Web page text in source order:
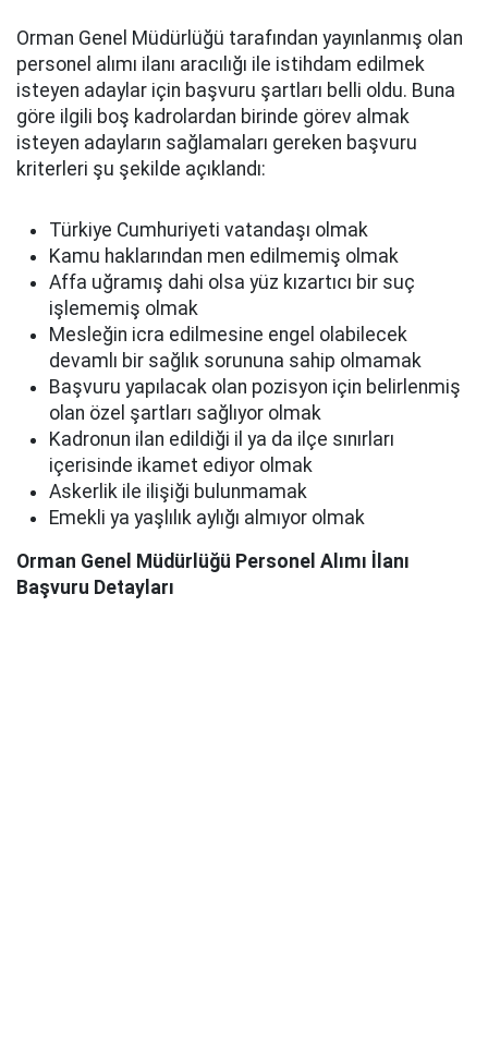
Orman Genel Müdürlüğü tarafından yayınlanmış olan
personel alımı ilanı aracılığı ile istihdam edilmek
isteyen adaylar için başvuru şartları belli oldu. Buna
göre ilgili boş kadrolardan birinde görev almak
isteyen adayların sağlamaları gereken başvuru
kriterleri şu şekilde açıklandı:
Türkiye Cumhuriyeti vatandaşı olmak
Kamu haklarından men edilmemiş olmak
Affa uğramış dahi olsa yüz kızartıcı bir suç
işlememiş olmak
Mesleğin icra edilmesine engel olabilecek
devamlı bir sağlık sorununa sahip olmamak
Başvuru yapılacak olan pozisyon için belirlenmiş
olan özel şartları sağlıyor olmak
Kadronun ilan edildiği il ya da ilçe sınırları
içerisinde ikamet ediyor olmak
Askerlik ile ilişiği bulunmamak
Emekli ya yaşlılık aylığı almıyor olmak
Orman Genel Müdürlüğü Personel Alımı İlanı
Başvuru Detayları